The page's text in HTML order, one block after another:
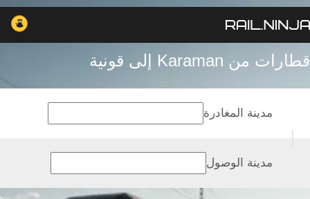
قطارات من Karaman إلى قونية
مدينة المغادرة
مدينة الوصول